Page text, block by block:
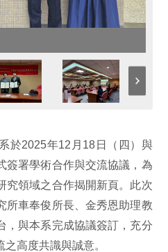
於2025年12 月 18 日（四）與
簽署學術合作與交流協議，為
究領域之合作揭開新頁。此次
所車奉俊所長、金秀恩助理教
，與本系完成協議簽訂，充分
高度共識與誠意。